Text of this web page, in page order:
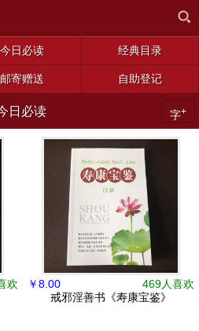
今日必读 经典目录
邮寄赠送 自助登记
日必读 字+
欢 469人喜欢
￥8.00
戒邪淫善书《寿康宝鉴》